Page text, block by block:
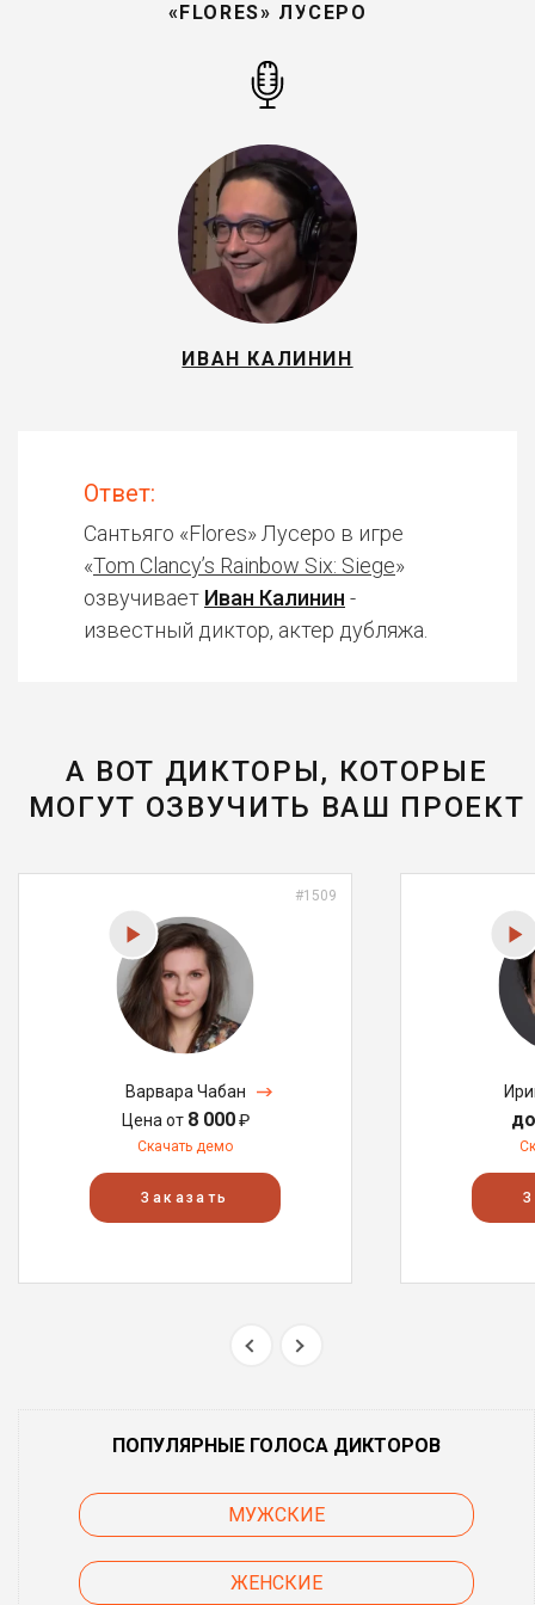
«FLORES» ЛУСЕРО
ИВАН КАЛИНИН
Ответ:
Сантьяго «Flores» Лусеро в игре
«Tom Clancy’s Rainbow Six: Siege»
озвучивает Иван Калинин -
известный диктор, актер дубляжа.
А ВОТ ДИКТОРЫ, КОТОРЫЕ
МОГУТ ОЗВУЧИТЬ ВАШ ПРОЕКТ
#1509
Варвара Чабан
Цена от 8 000₽
Скачать демо
Заказать
ПОПУЛЯРНЫЕ ГОЛОСА ДИКТОРОВ
МУЖСКИЕ
ЖЕНСКИЕ